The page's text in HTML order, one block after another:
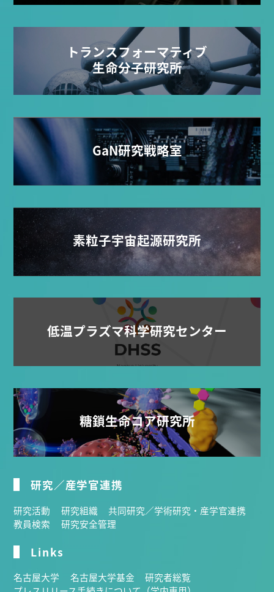
トランスフォーマティブ
生命分子研究所
GaN研究戦略室
素粒子宇宙起源研究所
低温プラズマ科学研究センター
糖鎖生命コア研究所
研究／産学官連携
研究活動 研究組織
共同研究／学術研究・産学官連携
教員検索
研究安全管理
Links
名古屋大学 名古屋大学基金
研究者総覧